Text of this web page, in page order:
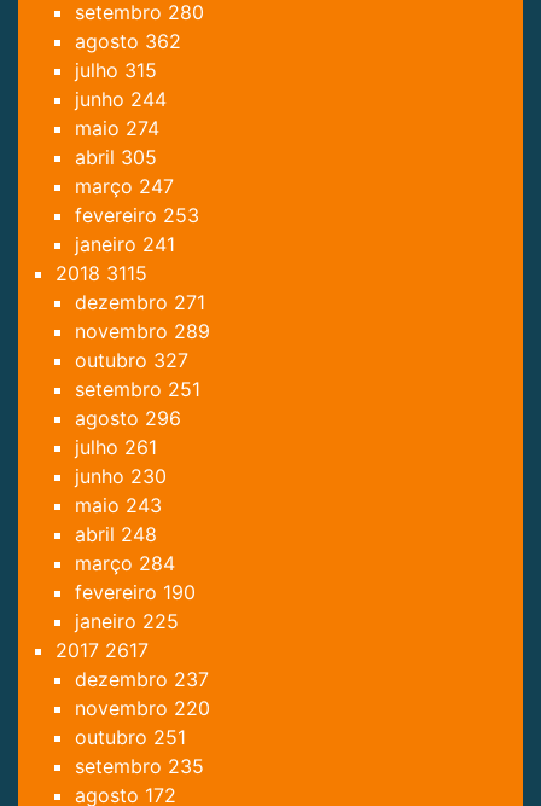
setembro 280
agosto 362
julho 315
junho 244
maio 274
abril 305
março 247
fevereiro 253
janeiro 241
2018 3115
dezembro 271
novembro 289
outubro 327
setembro 251
agosto 296
julho 261
junho 230
maio 243
abril 248
março 284
fevereiro 190
janeiro 225
2017 2617
dezembro 237
novembro 220
outubro 251
setembro 235
agosto 172